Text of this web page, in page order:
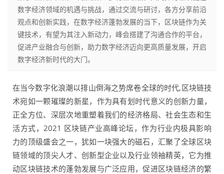
数字经济领域的机遇与挑战，通过交流与研讨，各方分享前沿
观点和创新实践，在数字经济蓬勃发展的当下，区块链作为关
键技术，有望为其注入新动力，峰会搭建了沟通合作的平台，
促进产业融合与创新，助力数字经济迈向更高质量发展，开启
数字经济新时代的大门。
在当今数字化浪潮以排山倒海之势席卷全球的时代,区块链技
术宛如一颗璀璨的新星，作为具有划时代意义的创新力量，
正全方位、深层次地重塑着我们的经济格局、社会生态和生
活方式，2021 区块链产业高峰论坛，作为行业内极具影响
力的顶级盛会之一，犹如一块强大的磁石，汇聚了全球区块
链领域的顶尖人才、创新型企业以及行业领袖精英，它为推
动区块链技术的蓬勃发展与广泛应用，促进区块链经济的繁